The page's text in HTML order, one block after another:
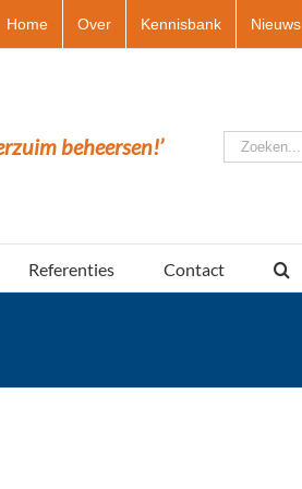
Home Over Kennisbank Nieuws
beheersen!’
Zoeken
naar:
Referenties Contact